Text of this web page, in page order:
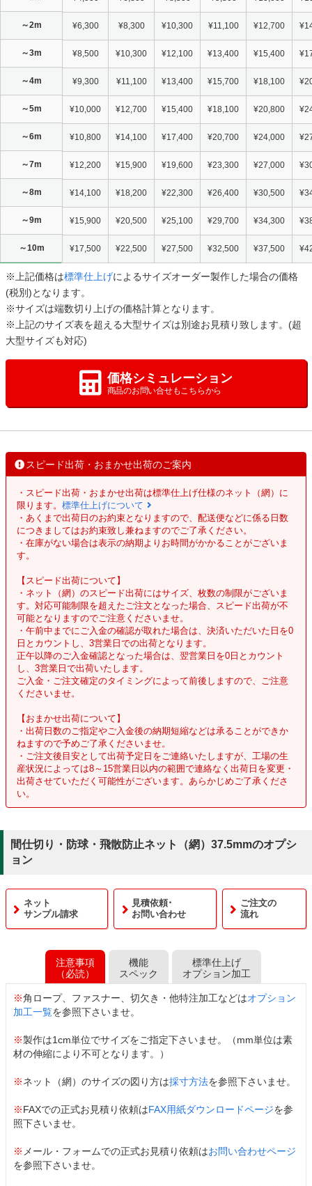
～2m ¥6,300 ¥8,300 ¥10,300 ¥11,100 ¥12,700
～3m ¥8,500 ¥10,300 ¥12,100 ¥13,400 ¥15,400
～4m ¥9,300 ¥11,100 ¥13,400 ¥15,700 ¥18,100
～5m ¥10,000 ¥12,700 ¥15,400 ¥18,100 ¥20,800
～6m ¥10,800 ¥14,100 ¥17,400 ¥20,700 ¥24,000
～7m ¥12,200 ¥15,900 ¥19,600 ¥23,300 ¥27,000
～8m ¥14,100 ¥18,200 ¥22,300 ¥26,400 ¥30,500
～9m ¥15,900 ¥20,500 ¥25,100 ¥29,700 ¥34,300
～10m ¥17,500 ¥22,500 ¥27,500 ¥32,500 ¥37,500
※上記価格は標準仕上げによるサイズオーダー製作した場合の価格
(税別)となります。
※サイズは端数切り上げの価格計算となります。
※上記のサイズ表を超える大型サイズは別途お見積り致します。(超
大型サイズも対応)
価格シミュレーション
商品のお問い合せもこちらから
スピード出荷・おまかせ出荷のご案内
・スピード出荷・おまかせ出荷は標準仕上げ仕様のネット（網）に
限ります。 標準仕上げについて
・あくまで出荷日のお約束となりますので、配送便などに係る日数
につきましてはお約束致し兼ねますのでご了承ください。
・在庫がない場合は表示の納期よりお時間がかかることがございま
す。
【スピード出荷について】
・ネット（網）のスピード出荷にはサイズ、枚数の制限がございま
す。対応可能制限を超えたご注文となった場合、スピード出荷が不
可能となりますのでご注意くださいませ。
・午前中までにご入金の確認が取れた場合は、決済いただいた日を0
日とカウントし、3営業日での出荷となります。
正午以降のご入金確認となった場合は、翌営業日を0日とカウント
し、3営業日で出荷いたします。
ご入金・ご注文確定のタイミングによって前後しますので、ご注意
くださいませ。
【おまかせ出荷について】
・出荷日数のご指定やご入金後の納期短縮などは承ることができか
ねますので予めご了承くださいませ。
・ご注文後目安として出荷予定日をご連絡いたしますが、工場の生
産状況によっては8～15営業日以内の範囲で連絡なく出荷日を変更・
出荷させていただく可能性がございます。あらかじめご了承くださ
い。
間仕切り・防球・飛散防止ネット（網）37.5mmのオプシ
ョン
注意事項
（必読）
機能
スペック
標準仕上げ
オプション加工
ネット
サンプル請求
見積依頼･
お問い合わせ
ご注文の
流れ
※角ロープ、ファスナー、切欠き・他特注加工などはオプション
加工一覧を参照下さいませ。
※製作は1cm単位でサイズをご指定下さいませ。（mm単位は素
材の伸縮により不可となります。）
※ネット（網）のサイズの図り方は採寸方法を参照下さいませ。
※FAXでの正式お見積り依頼はFAX用紙ダウンロードページを参
照下さいませ。
※ メール・フォームでの正式お見積り依頼はお問い合わせページ
を参照下さいませ。